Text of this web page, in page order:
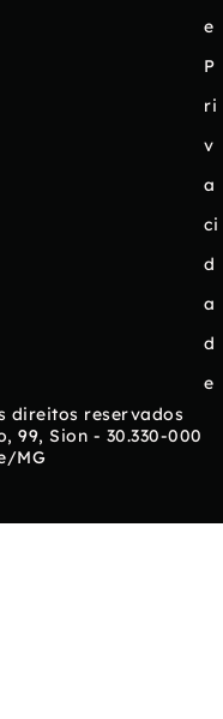
e
P
ri
v
a
ci
d
a
d
e
direitos reservados
99, Sion - 30.330-000
MG